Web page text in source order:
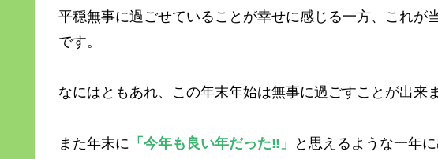
平穏無事に過ごせていることが幸せに感じる一方、これが
です。
なにはともあれ、この年末年始は無事に過ごすことが出来
また年末に 「今年も良い年だった‼ 」
と思えるような一年